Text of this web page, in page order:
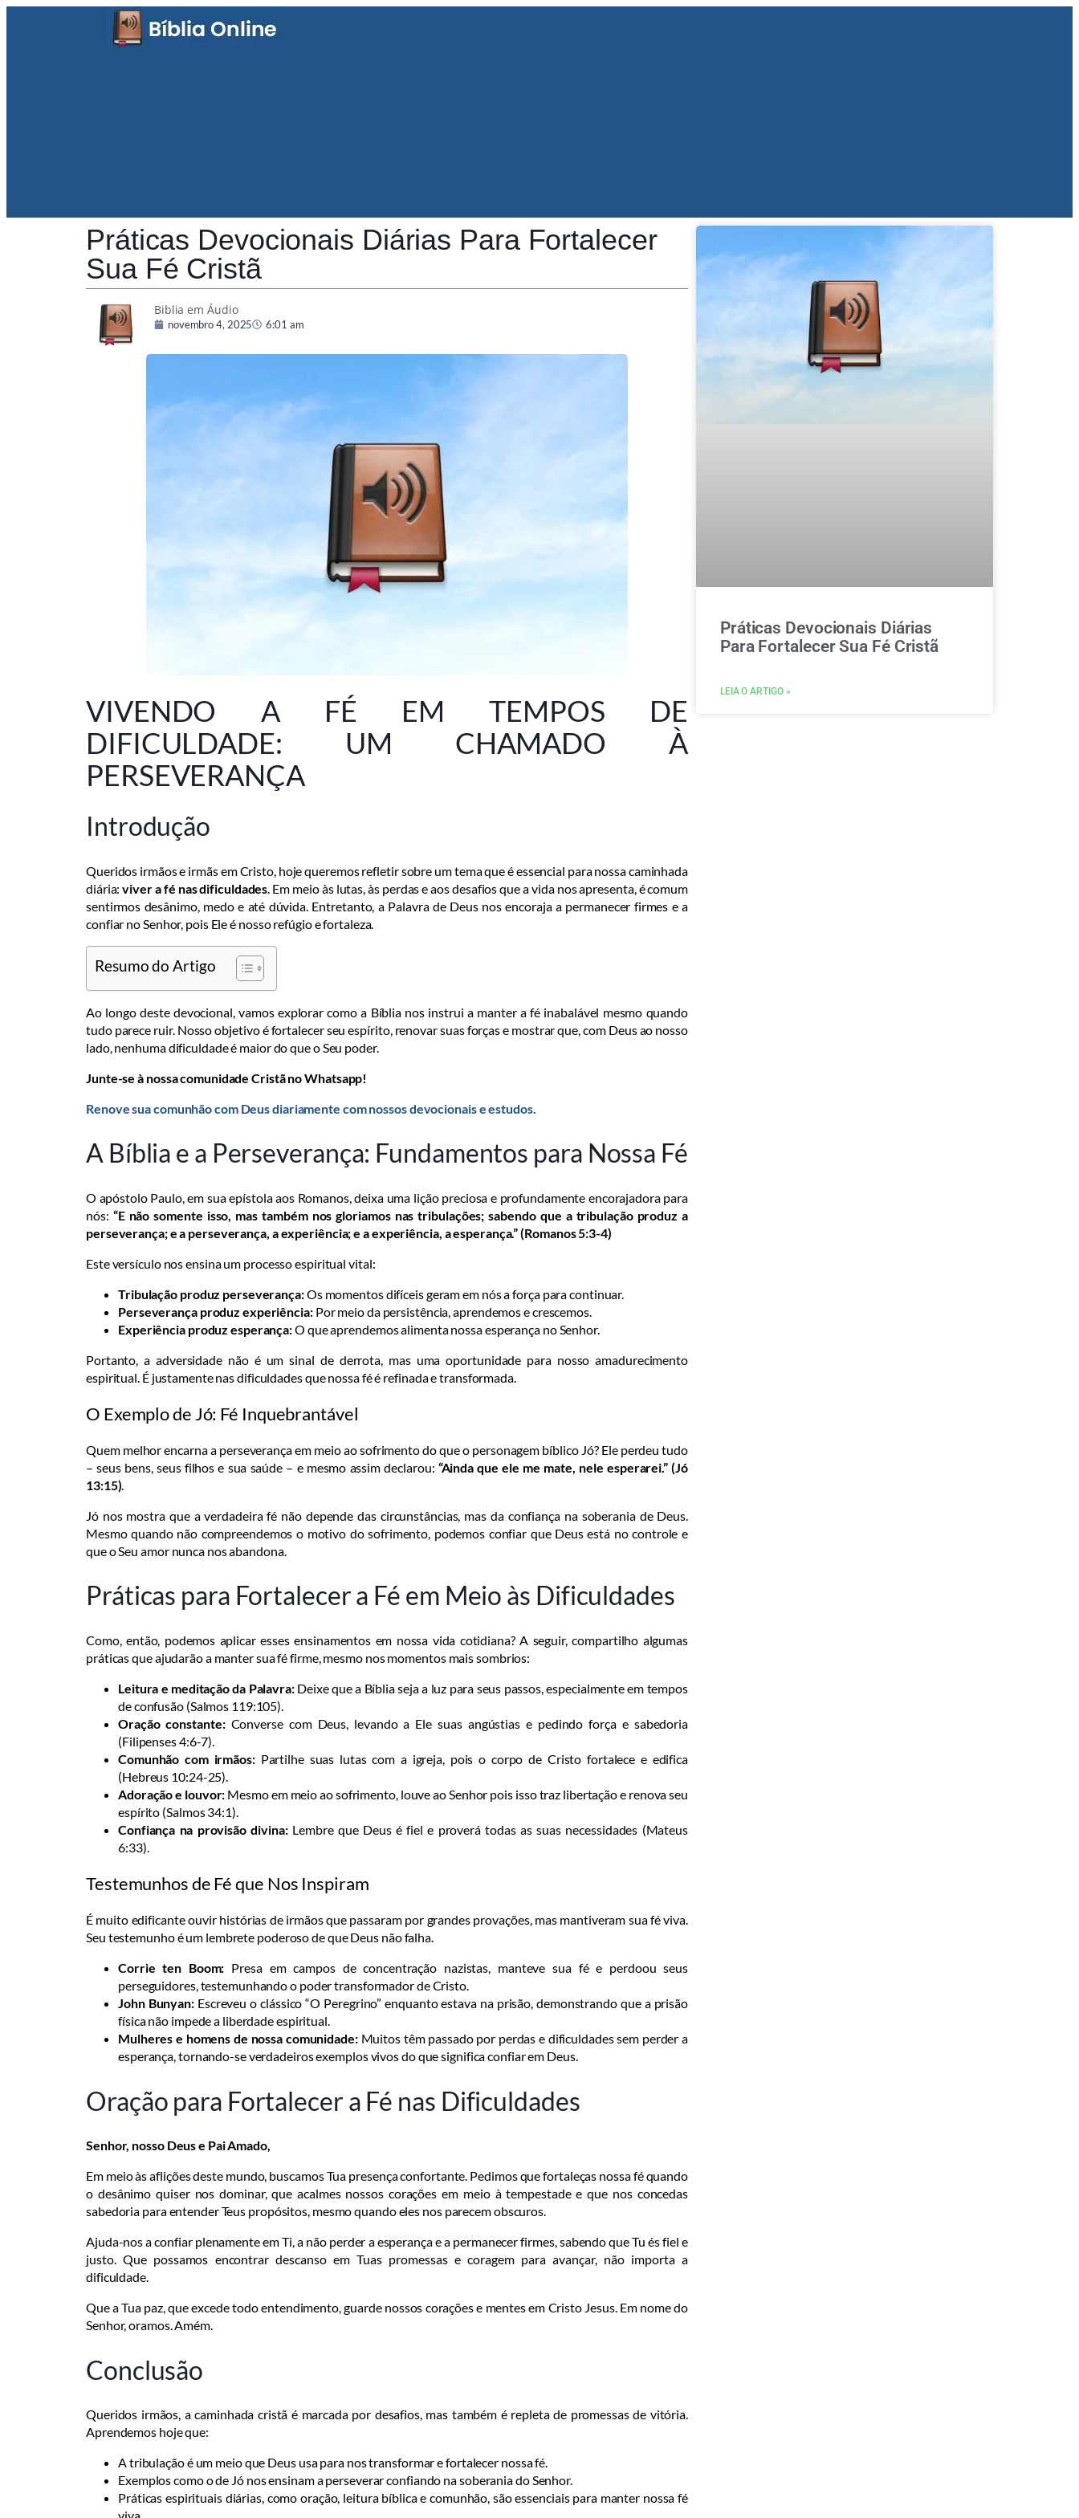
Práticas Devocionais Diárias Para Fortalecer
Sua Fé Cristã
Biblia em Áudio
novembro 4, 2025 6:01 am
VIVENDO A FÉ EM TEMPOS DE
DIFICULDADE: UM CHAMADO À
PERSEVERANÇA
Introdução
Queridos irmãos e irmãs em Cristo, hoje queremos refletir sobre um tema que é essencial para nossa caminhada
diária:viver a fé nas dificuldades. Em meio às lutas, às perdas e aos desafios que a vida nos apresenta, é comum
sentirmos desânimo, medo e até dúvida. Entretanto, a Palavra de Deus nos encoraja a permanecer firmes e a
confiar no Senhor, pois Ele é nosso refúgio e fortaleza.
Resumo do Artigo
Ao longo deste devocional, vamos explorar como a Bíblia nos instrui a manter a fé inabalável mesmo quando
tudo parece ruir. Nosso objetivo é fortalecer seu espírito, renovar suas forças e mostrar que, com Deus ao nosso
lado, nenhuma dificuldade é maior do que o Seu poder.
Junte-se à nossa comunidade Cristã no Whatsapp!
Renove sua comunhão com Deus diariamente com nossos devocionais e estudos.
A Bíblia e a Perseverança: Fundamentos para Nossa Fé
O apóstolo Paulo, em sua epístola aos Romanos, deixa uma lição preciosa e profundamente encorajadora para
nós: “E não somente isso, mas também nos gloriamos nas tribulações; sabendo que a tribulação produz a
perseverança; e a perseverança, a experiência; e a experiência, a esperança.” (Romanos 5:3-4)
Este versículo nos ensina um processo espiritual vital:
Tribulação produz perseverança:Os momentos difíceis geram em nós a força para continuar.
Perseverança produz experiência:Por meio da persistência, aprendemos e crescemos.
Experiência produz esperança:O que aprendemos alimenta nossa esperança no Senhor.
Portanto, a adversidade não é um sinal de derrota, mas uma oportunidade para nosso amadurecimento
espiritual. É justamente nas dificuldades que nossa fé é refinada e transformada.
O Exemplo de Jó: Fé Inquebrantável
Quem melhor encarna a perseverança em meio ao sofrimento do que o personagem bíblico Jó? Ele perdeu tudo
– seus bens, seus filhos e sua saúde – e mesmo assim declarou: “Ainda que ele me mate, nele esperarei.” (Jó
13:15).
Jó nos mostra que a verdadeira fé não depende das circunstâncias, mas da confiança na soberania de Deus.
Mesmo quando não compreendemos o motivo do sofrimento, podemos confiar que Deus está no controle e
que o Seu amor nunca nos abandona.
Práticas para Fortalecer a Fé em Meio às Dificuldades
Como, então, podemos aplicar esses ensinamentos em nossa vida cotidiana? A seguir, compartilho algumas
práticas que ajudarão a manter sua fé firme, mesmo nos momentos mais sombrios:
Leitura e meditação da Palavra:Deixe que a Bíblia seja a luz para seus passos, especialmente em tempos
de confusão (Salmos 119:105).
Oração constante:Converse com Deus, levando a Ele suas angústias e pedindo força e sabedoria
(Filipenses 4:6-7).
Comunhão com irmãos:Partilhe suas lutas com a igreja, pois o corpo de Cristo fortalece e edifica
(Hebreus 10:24-25).
Adoração e louvor: Mesmo em meio ao sofrimento, louve ao Senhor pois isso traz libertação e renova seu
espírito (Salmos 34:1).
Confiança na provisão divina:Lembre que Deus é fiel e proverá todas as suas necessidades (Mateus
6:33).
Testemunhos de Fé que Nos Inspiram
É muito edificante ouvir histórias de irmãos que passaram por grandes provações, mas mantiveram sua fé viva.
Seu testemunho é um lembrete poderoso de que Deus não falha.
Corrie ten Boom: Presa em campos de concentração nazistas, manteve sua fé e perdoou seus
perseguidores, testemunhando o poder transformador de Cristo.
John Bunyan:Escreveu o clássico “O Peregrino” enquanto estava na prisão, demonstrando que a prisão
física não impede a liberdade espiritual.
Mulheres e homens de nossa comunidade:Muitos têm passado por perdas e dificuldades sem perder a
esperança, tornando-se verdadeiros exemplos vivos do que significa confiar em Deus.
Oração para Fortalecer a Fé nas Dificuldades
Senhor, nosso Deus e Pai Amado,
Em meio às aflições deste mundo, buscamos Tua presença confortante. Pedimos que fortaleças nossa fé quando
o desânimo quiser nos dominar, que acalmes nossos corações em meio à tempestade e que nos concedas
sabedoria para entender Teus propósitos, mesmo quando eles nos parecem obscuros.
Ajuda-nos a confiar plenamente em Ti, a não perder a esperança e a permanecer firmes, sabendo que Tu és fiel e
justo. Que possamos encontrar descanso em Tuas promessas e coragem para avançar, não importa a
dificuldade.
Que a Tua paz, que excede todo entendimento, guarde nossos corações e mentes em Cristo Jesus. Em nome do
Senhor, oramos. Amém.
Conclusão
Queridos irmãos, a caminhada cristã é marcada por desafios, mas também é repleta de promessas de vitória.
Aprendemos hoje que:
A tribulação é um meio que Deus usa para nos transformar e fortalecer nossa fé.
Exemplos como o de Jó nos ensinam a perseverar confiando na soberania do Senhor.
Práticas espirituais diárias, como oração, leitura bíblica e comunhão, são essenciais para manter nossa fé
Práticas Devocionais Diárias
Para Fortalecer Sua Fé Cristã
LEIA O ARTIGO »